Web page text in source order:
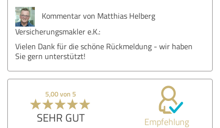
Kommentar von Matthias Helberg
Versicherungsmakler e.K.:
Vielen Dank für die schöne Rückmeldung - wir haben
Sie gern unterstützt!
5,00 von 5
SEHR GUT Empfehlung